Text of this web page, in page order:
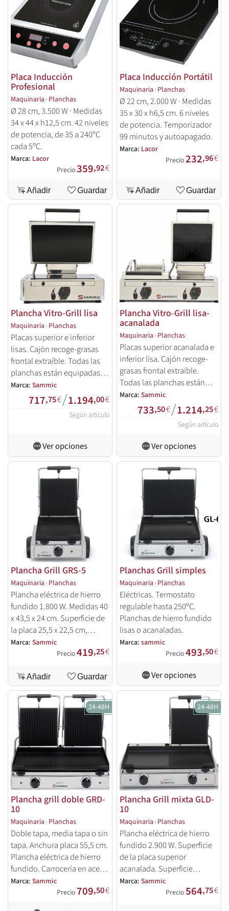
Placa Inducción
Profesional
Maquinaria › Planchas
Ø 28 cm, 3.500 W · Medidas
34 x 44 x h12,5 cm. 42 niveles
de potencia, de 35 a 240ºC
cada 5ºC.
Marca: Lacor
Precio359,92€
Añadir Guardar
Placa Inducción Portátil
Maquinaria › Planchas
Ø 22 cm, 2.000 W · Medidas
35 x 30 x h6,5 cm. 6 niveles
de potencia. Temporizador
99 minutos y autoapagado.
Marca: Lacor
Precio232,96€
Añadir Guardar
Plancha Vitro-Grill lisa
Maquinaria › Planchas
Placas superior e inferior
lisas. Cajón recoge-grasas
frontal extraíble. Todas las
planchas están equipadas
con termostato regulable
hasta 300ºC.
Marca: Sammic
717,75€/1.194,00€
Según artículo
Ver opciones
Plancha Vitro-Grill lisa-
acanalada
Maquinaria › Planchas
Placas superior acanalada e
inferior lisa. Cajón recoge-
grasas frontal extraíble.
Todas las planchas están
equipadas con termostato
regulable hasta 300ºC.
Marca: Sammic
733,50€/1.214,25€
Según artículo
Ver opciones
Plancha Grill GRS-5
Maquinaria › Planchas
Plancha eléctrica de hierro
fundido 1.800 W. Medidas 40
x 43,5 x 24 cm. Superficie de
la placa 25,5 x 22,5 cm,
acanalada.
Marca: Sammic
Precio419,25€
Añadir Guardar
Planchas Grill simples
Maquinaria › Planchas
Eléctricas. Termostato
regulable hasta 250ºC.
Planchas de hierro fundido
lisas o acanaladas.
Marca: sammic
Precio493,50€
Ver opciones
24-48H
Plancha grill doble GRD-
10
Maquinaria › Planchas
Doble tapa, media tapa o sin
tapa. Anchura placa 55,5 cm.
Plancha eléctrica de hierro
fundido. Carrocería en acero
inoxidable. Termostato
regulable hasta 250ºC.
Marca: Sammic
Precio 709,50€
24-48H
Plancha Grill mixta GLD-
10
Maquinaria › Planchas
Plancha eléctrica de hierro
fundido 2.900 W. Superficie
de la placa superior
acanalada. Superficie
inferior mixta, mitad lisa,
mitad acanalada.
Marca: Sammic
Precio564,75€